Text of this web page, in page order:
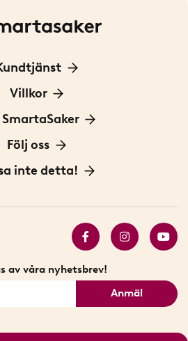
Kontakta oss
För Företag
Villkor
och leverans
Om oss
Vår historia
Följ oss
Smarta tips
inte detta!
av våra nyhetsbrev!
Anmäl